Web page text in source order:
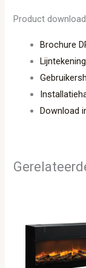
Product
Brochure
Download